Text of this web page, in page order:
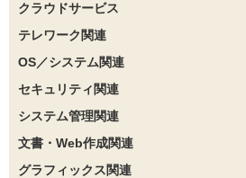
クラウドサービス
テレワーク関連
OS／システム関連
セキュリティ関連
システム管理関連
文書・Web作成関連
グラフィックス関連